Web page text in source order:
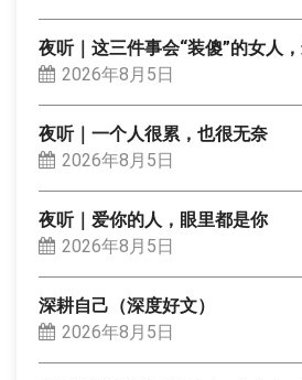
夜听｜这三件事会“装傻”的女人
2026年8月5日
夜听｜一个人很累，也很无奈
2026年8月5日
夜听｜爱你的人，眼里都是你
2026年8月5日
深耕自己（深度好文）
2026年8月5日